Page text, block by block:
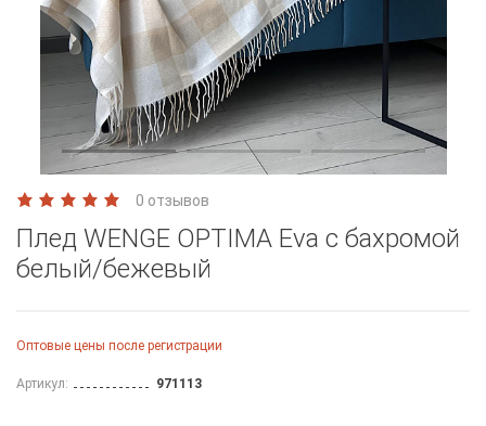
0 отзывов
Плед WENGE OPTIMA Eva с бахромой
белый/бежевый
Оптовые цены после регистрации
Артикул: 971113